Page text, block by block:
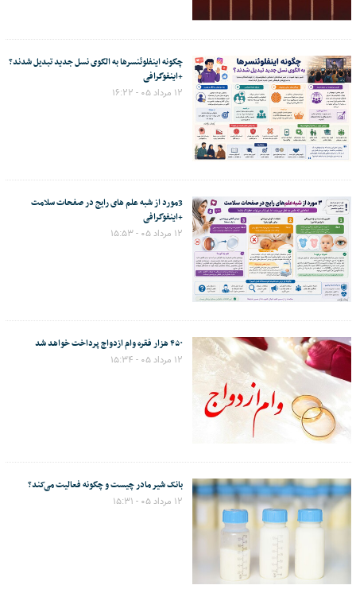
چگونه اینفلوئنسرها به الگوی نسل جدید تبدیل شدند؟
+اینفوگرافی
۱۲ مرداد ۰۵ - ۱۶:۲۲
3مورد از شبه علم های رایج در صفحات سلامت
+اینفوگرافی
۱۲ مرداد ۰۵ - ۱۵:۵۳
۴۵۰ هزار فقره وام ازدواج پرداخت خواهد شد
۱۲ مرداد ۰۵ - ۱۵:۳۴
بانک شیر مادر چیست و چگونه فعالیت می‌کند؟
۱۲ مرداد ۰۵ - ۱۵:۳۱